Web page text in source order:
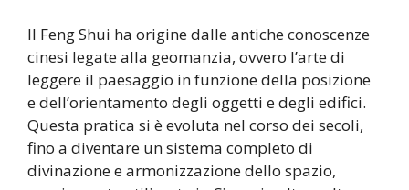
Il Feng Shui ha origine dalle antiche conoscenze
cinesi legate alla geomanzia, ovvero l’arte di
leggere il paesaggio in funzione della posizione
e dell’orientamento degli oggetti e degli edifici.
Questa pratica si è evoluta nel corso dei secoli,
fino a diventare un sistema completo di
divinazione e armonizzazione dello spazio,